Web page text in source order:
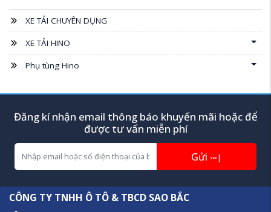
XE TẢI CHUYÊN DỤNG
XE TẢI HINO
Phụ tùng Hino
Đăng kí nhận email thông báo khuyến mãi hoặc để
được tư vấn miễn phí
Gửi |
CÔNG TY TNHH Ô TÔ & TBCD SAO BẮC